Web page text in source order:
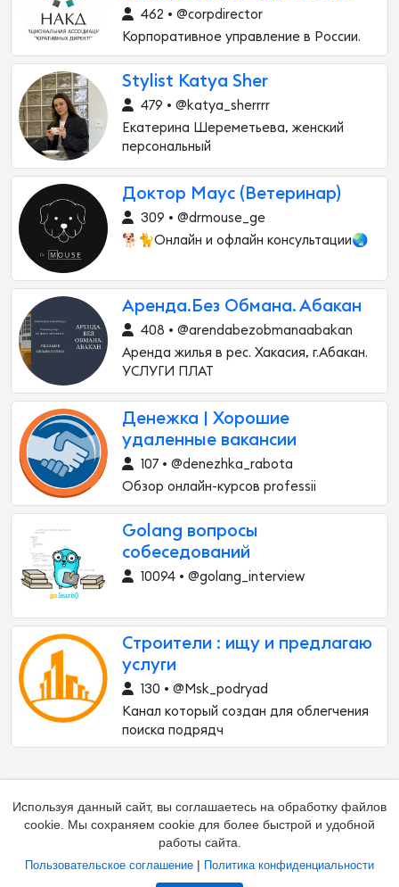
462 • @corpdirector
Корпоративное управление в России.
Stylist Katya Sher
479 • @katya_sherrrr
Екатерина Шереметьева, женский
персональный
Доктор Маус (Ветеринар)
309 • @drmouse_ge
🐕🐈Онлайн и офлайн консультации🌏
Аренда.Без Обмана. Абакан
408 • @arendabezobmanaabakan
Аренда жилья в рес. Хакасия, г.Абакан.
УСЛУГИ ПЛАТ
Денежка | Хорошие
удаленные вакансии
107 • @denezhka_rabota
Обзор онлайн-курсов professii
Golang вопросы
собеседований
10094 • @golang_interview
Строители : ищу и предлагаю
услуги
130 • @Msk_podryad
Канал который создан для облегчения
поиска подрядч
Используя данный сайт, вы соглашаетесь на обработку файлов
cookie. Мы сохраняем cookie для более быстрой и удобной
работы сайта.
Пользовательское соглашение | Политика конфиденциальности